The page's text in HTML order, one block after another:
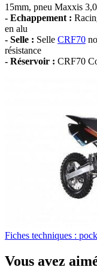
15mm, pneu Maxxis
- Echappement :
en alu
- Selle : Selle CRF70
résistance
- Réservoir : CRF70
Fiches techniques :
Vous avez